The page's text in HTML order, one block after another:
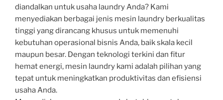
diandalkan untuk usaha laundry Anda? Kami
menyediakan berbagai jenis mesin laundry berkualitas
tinggi yang dirancang khusus untuk memenuhi
kebutuhan operasional bisnis Anda, baik skala kecil
maupun besar. Dengan teknologi terkini dan fitur
hemat energi, mesin laundry kami adalah pilihan yang
tepat untuk meningkatkan produktivitas dan efisiensi
usaha Anda.